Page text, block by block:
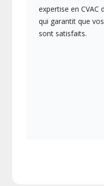
expertise en CVAC
qui garantit que
sont satisfaits.